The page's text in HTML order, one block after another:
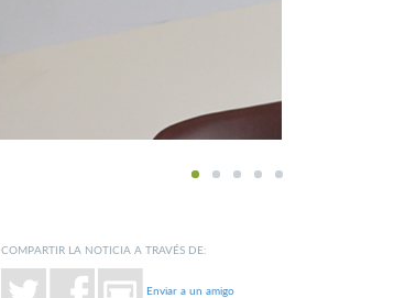
1 2 3 4 5
COMPARTIR LA NOTICIA A TRAVÉS DE:
Enviar a un amigo